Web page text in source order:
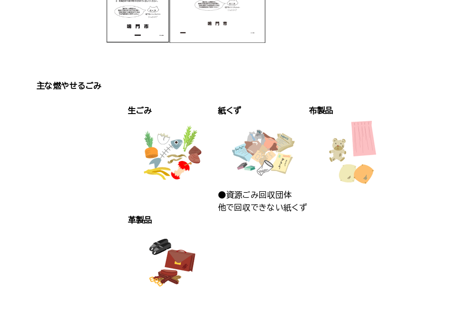
主な燃やせるごみ
生ごみ 紙くず 布製品
●資源ごみ回収団体
他で回収できない紙くず
革製品